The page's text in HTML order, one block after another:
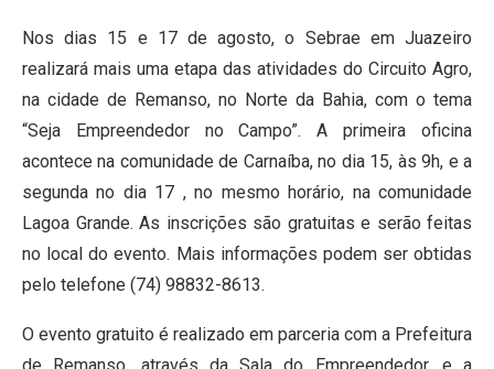
Nos dias 15 e 17 de agosto, o Sebrae em Juazeiro
realizará mais uma etapa das atividades do Circuito Agro,
na cidade de Remanso, no Norte da Bahia, com o tema
“Seja Empreendedor no Campo”. A primeira oficina
acontece na comunidade de Carnaíba, no dia 15, às 9h, e a
segunda no dia 17 , no mesmo horário, na comunidade
Lagoa Grande. As inscrições são gratuitas e serão feitas
no local do evento. Mais informações podem ser obtidas
pelo telefone (74) 98832-8613.
O evento gratuito é realizado em parceria com a Prefeitura